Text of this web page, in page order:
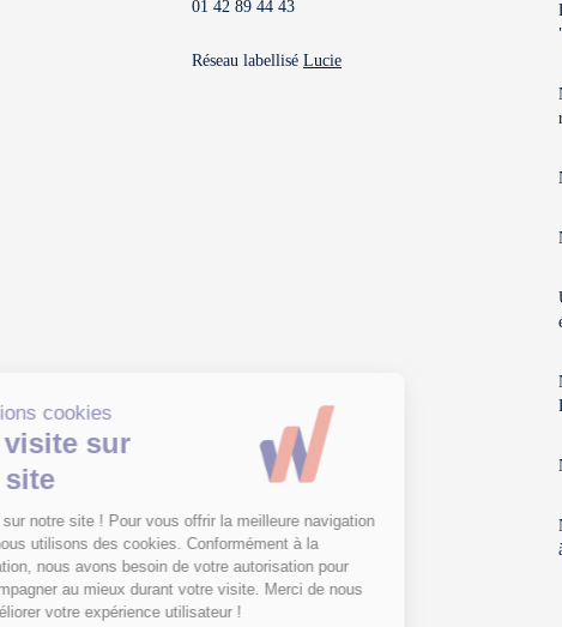
01 42 89 44 43
Réseau labellisé Lucie